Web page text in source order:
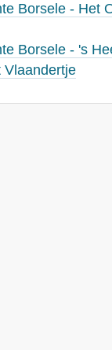
Borsele - Het
Borsele - 's
Vlaandertje